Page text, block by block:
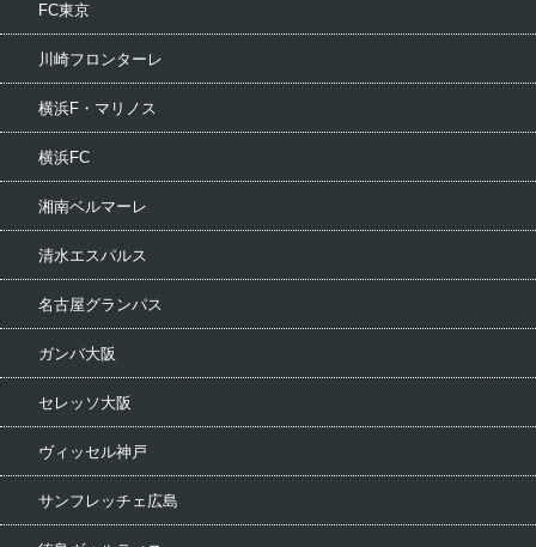
FC東京
川崎フロンターレ
横浜F・マリノス
横浜FC
湘南ベルマーレ
清水エスパルス
名古屋グランパス
ガンバ大阪
セレッソ大阪
ヴィッセル神戸
サンフレッチェ広島